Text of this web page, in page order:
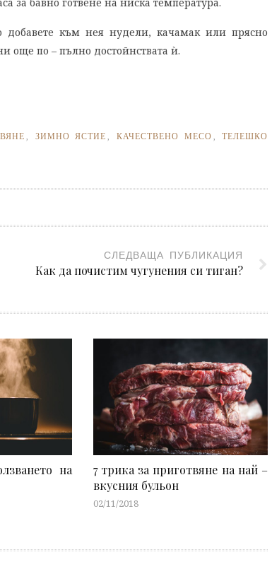
добавете към нея нудели, качамак или прясно
още по – пълно достойнствата ѝ.
ЗИМНО ЯСТИЕ ,КАЧЕСТВЕНО МЕСО ,ТЕЛЕШКО
СЛЕДВАЩА ПУБЛИКАЦИЯ
Как да почистим чугунения си тиган?
на
7 трика за приготвяне на най –
вкусния бульон
02/11/2018